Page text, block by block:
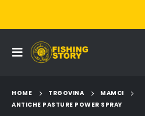
HOME TRGOVINA
MAMCI
ANTICHE PASTURE POWER SPRAY